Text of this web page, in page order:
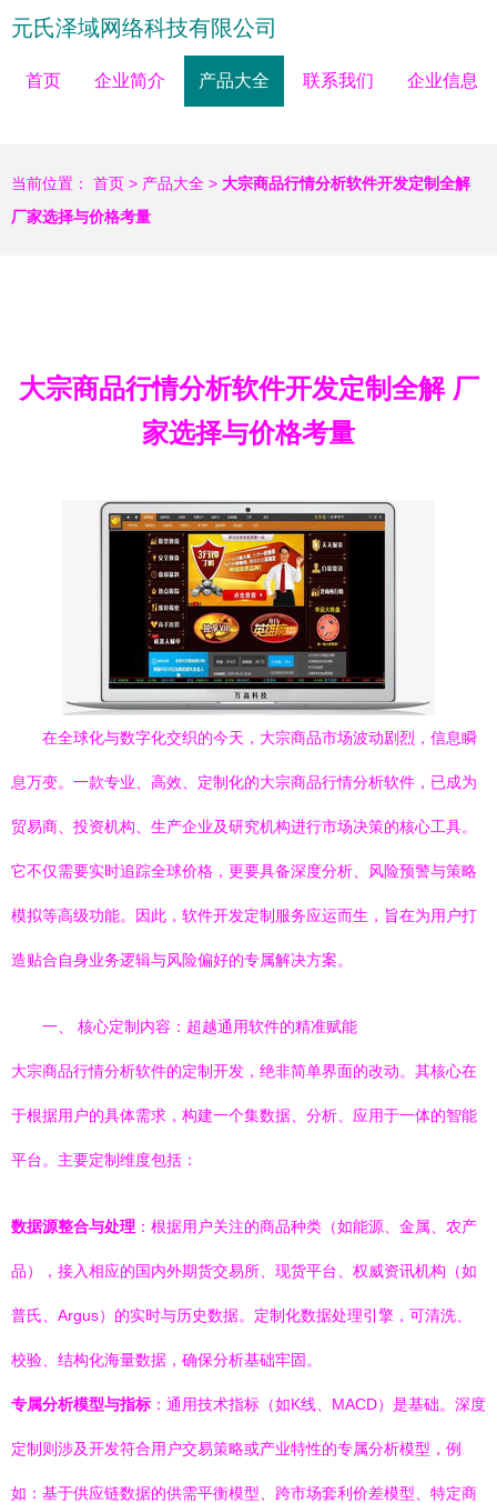
元氏泽域网络科技有限公司
首页 企业简介 产品大全 联系我们 企业信息
当前位置： 首页 > 产品大全 > 大宗商品行情分析软件开发定制全解
厂家选择与价格考量
大宗商品行情分析软件开发定制全解 厂
家选择与价格考量
在全球化与数字化交织的今天，大宗商品市场波动剧烈，信息瞬
息万变。一款专业、高效、定制化的大宗商品行情分析软件，已成为
贸易商、投资机构、生产企业及研究机构进行市场决策的核心工具。
它不仅需要实时追踪全球价格，更要具备深度分析、风险预警与策略
模拟等高级功能。因此，软件开发定制服务应运而生，旨在为用户打
造贴合自身业务逻辑与风险偏好的专属解决方案。
一、 核心定制内容：超越通用软件的精准赋能
大宗商品行情分析软件的定制开发，绝非简单界面的改动。其核心在
于根据用户的具体需求，构建一个集数据、分析、应用于一体的智能
平台。主要定制维度包括：
数据源整合与处理 ：根据用户关注的商品种类（如能源、金属、农产
品），接入相应的国内外期货交易所、现货平台、权威资讯机构（如
普氏、Argus）的实时与历史数据。定制化数据处理引擎，可清洗、
校验、结构化海量数据，确保分析基础牢固。
专属分析模型与指标 ：通用技术指标（如K线、MACD）是基础。深度
定制则涉及开发符合用户交易策略或产业特性的专属分析模型，例
如：基于供应链数据的供需平衡模型、跨市场套利价差模型、特定商